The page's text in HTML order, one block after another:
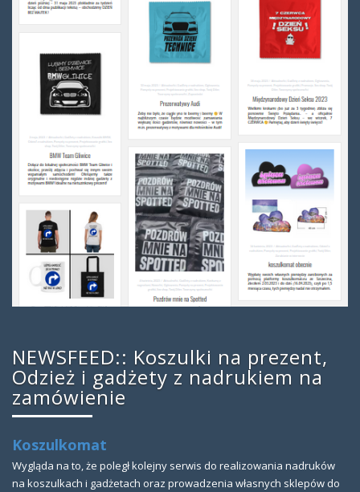
NEWSFEED:: Koszulki na prezent,
Odzież i gadżety z nadrukiem na
zamówienie
Koszulkomat
Wygląda na to, że poległ kolejny serwis do realizowania nadruków
na koszulkach i gadżetach oraz prowadzenia własnych sklepów do